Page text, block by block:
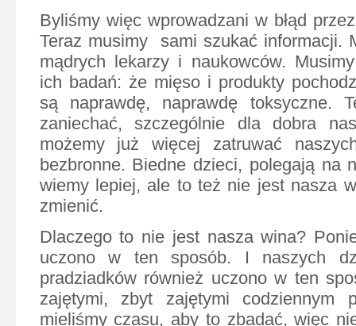
Byliśmy więc wprowadzani w błąd
Teraz musimy sami szukać informacji.
mądrych lekarzy i naukowców.
ich badań: że mięso i produkty
są naprawdę, naprawdę toksyczne.
zaniechać, szczególnie dla dobra
możemy już więcej zatruwać
bezbronne. Biedne dzieci, polegają na
wiemy lepiej, ale to też nie jest nasza
zmienić.
Dlaczego to nie jest nasza wina?
uczono w ten sposób. I naszych
pradziadków również uczono w ten
zajętymi, zbyt zajętymi codziennym
mieliśmy czasu, aby to zbadać, więc